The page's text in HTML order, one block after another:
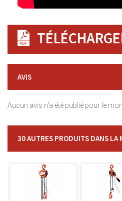
AVIS
Aucun avis n'a été publié pour le
30 AUTRES PRODUITS DANS LA